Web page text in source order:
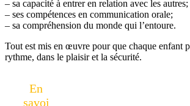
– sa capacité à entrer en relation avec les autres;
– ses compétences en communication orale;
– sa compréhension du monde qui l’entoure.
Tout est mis en œuvre pour que chaque enfant
rythme, dans le plaisir et la sécurité.
En
savoi